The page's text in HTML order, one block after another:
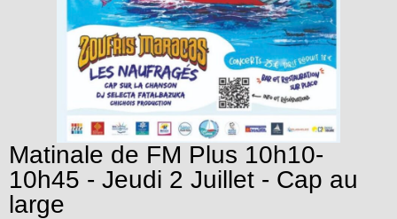
Matinale de FM Plus 10h10-
10h45 - Jeudi 2 Juillet - Cap au
large